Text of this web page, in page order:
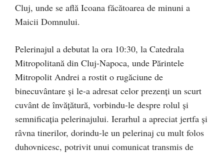
Cluj, unde se află Icoana făcătoarea de minuni a
Maicii Domnului.
Pelerinajul a debutat la ora 10:30, la Catedrala
Mitropolitană din Cluj-Napoca, unde Părintele
Mitropolit Andrei a rostit o rugăciune de
binecuvântare și le-a adresat celor prezenți un scurt
cuvânt de învățătură, vorbindu-le despre rolul și
semnificația pelerinajului. Ierarhul a apreciat jertfa și
râvna tinerilor, dorindu-le un pelerinaj cu mult folos
duhovnicesc, potrivit unui comunicat transmis de